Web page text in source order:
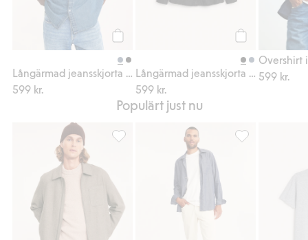
599 kr.
599 kr.
Overshirt
599 kr.
Populärt just nu
Jacka, Lägg till i favoriter